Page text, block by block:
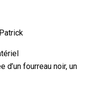
d’un fourreau noir, un